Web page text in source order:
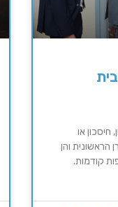
חיסכון או
הראשונית והן
קודמות.